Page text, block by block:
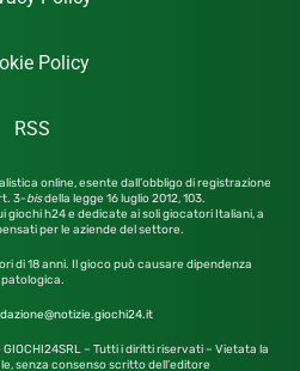
Policy
RSS
online, esente dall’obbligo di registrazione
3-bisdella legge 16 luglio 2012,103.
giochi h24 e dedicate ai soli giocatori Italiani, a
per le aziende del settore.
di 18 anni. Il gioco può causare dipendenza
patologica.
– Tutti i diritti riservati – Vietata la
senza consenso scritto dell’editore